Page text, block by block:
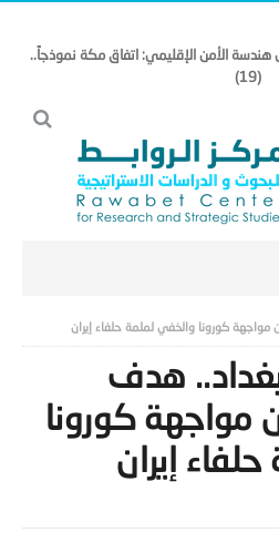
أزمة شباط 2026 إلى هندسة الأمن الإقليمي: اتفاق مكة نموذجاً..
(19)
كورونا والخفي لملمة حلفاء إيران
هدف
مواجهة كورونا
إيران